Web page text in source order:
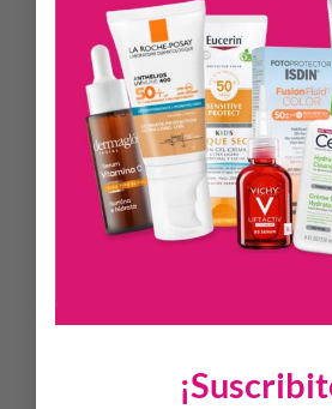
dermatológicamente testeado y
estándares de calidad.
Beneficios.
Exfoliación suave y efectiva que no
Con exfoliante natural de Tagua y
Hipoalergénico, apto para piel
Sin parabenos, sin TACC y no
más ásperas. Enjuagar con abundante